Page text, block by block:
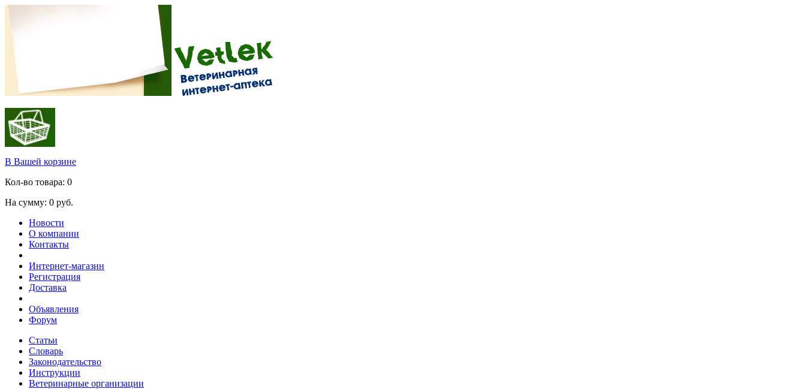
В Вашей корзине
Кол-во товара: 0
На сумму: 0 руб.
Новости
О компании
Контакты
Интернет-магазин
Регистрация
Доставка
Объявления
Форум
Статьи
Словарь
Законодательство
Инструкции
Ветеринарные организации